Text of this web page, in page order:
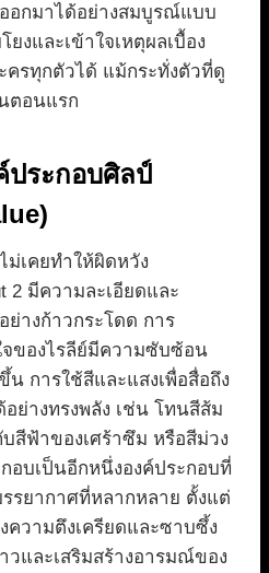
อกมาได้อย่างสมบูรณ์แบบ
งและเข้าใจเหตุผลเบื้อง
ครทุกตัวได้ แม้กระทั่งตัวที่ดู
ตอนแรก
ประกอบศิลป์
ม่เคยทำให้ผิดหวัง
2 มีความละเอียดและ
ย่างก้าวกระโดด การ
ของไรลีย์มีความซับซ้อน
การใช้สีและแสงเพื่อสื่อถึง
ย่างทรงพลัง เช่น โทนสีส้ม
สีฟ้าของเศร้าซึม หรือสีม่วง
อบเป็นอีกหนึ่งองค์ประกอบที่
รยากาศที่หลากหลาย ตั้งแต่
วามตึงเครียดและซาบซึ้ง
วและเสริมสร้างอารมณ์ของ